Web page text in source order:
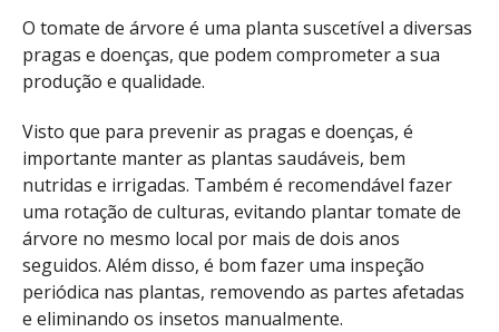
O tomate de árvore é uma planta suscetível a diversas
pragas e doenças, que podem comprometer a sua
produção e qualidade.
Visto que para prevenir as pragas e doenças, é
importante manter as plantas saudáveis, bem
nutridas e irrigadas. Também é recomendável fazer
uma rotação de culturas, evitando plantar tomate de
árvore no mesmo local por mais de dois anos
seguidos. Além disso, é bom fazer uma inspeção
periódica nas plantas, removendo as partes afetadas
e eliminando os insetos manualmente.